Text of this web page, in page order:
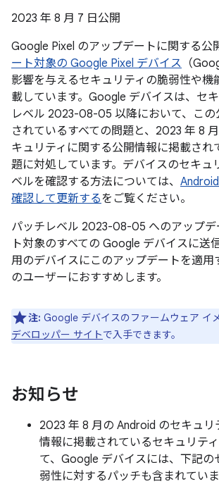
2023 年 8 月 7 日公開
Google Pixel のアップデートに関する公
ート対象の Google Pixel デバイス （
影響を与えるセキュリティの脆弱性や機
載しています。Google デバイスは、セ
レベル 2023-08-05 以降において、この
されているすべての問題と、2023 年 8
キュリティに関する公開情報に掲載され
題に対処しています。デバイスのセキュ
ベルを確認する方法については、
確認して更新するをご覧ください。
パッチレベル 2023-08-05 へのアップデ
ト対象のすべての Google デバイスに送
用のデバイスにこのアップデートを適用
のユーザーにおすすめします。
注: Google デバイスのファームウェア イメ
デベロッパー サイトで入手できます。
お知らせ
2023 年 8 月の Android のセキュリ
情報に掲載されているセキュリテ
て、Google デバイスには、下記の
弱性に対するパッチも含まれていま